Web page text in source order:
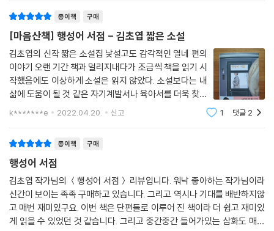
도 구체적인 정보로 흡수되지 못하고 풍경으로 나를 스쳐 지나가고 마는
경험……. _「행성어 서점」 중에서
우주 저 너머의 세계에서도 아날로그를 향한 그리움과 동경은 존재한다.
「포착하지 않는 풍경」의 사진작가 리키는 어느 날 여러 고객들로부터 사진
에 문제가 생겼다는 연락을 받는다. 공용 촬영 드론이나 기록 로봇으로 손
쉽게 직접 사진을 찍을 수 있는 세상에서 큰맘 먹고 비싼 값을 치루며 ‘고전
리키는 우주 곳곳을 돌아다니며 사람들의 특별한 순간을 기록하는 자신의
직업이 무척 마음에 들었지만, 동시에 누군가의 특별한 순간을 책임져야
한다는 부담감을 안고 있었다. 그건 누구나 드론으로 자신의 모습을 나노
초 단위로 기록할 수 있는 시대에는 다소 어울리지 않는 종류의 책임이었
는데, 고전적 촬영의 낭만은 바로 그런 위태로운 지면에서 발생하는 것이
종이책 구매
[마음산책] 행성어 서점 - 김초엽 짧은 소설
김초엽의 신작 짧은 소설집 낯설고도 감각적인 열네 편의
이야기 오랜 기간 책과 멀리지내다가 조금씩 책을 읽기 시
작했음에도 이상하게 소설은 읽지 않았다. 소설보다는 내
삶에 도움이 될 것 같은 자기계발서나 육아서를 더욱 찾았
다. 그러다 도서관 이벤트로 읽게 된 '우리가 빛의 속도로
k*******e 2022.04.20. 신고 1 댓글 2
종이책 구매
행성어 서점
김초엽 작가님의 ＜행성어 서점＞ 리뷰입니다. 워낙 좋아하는 작가님이라
신간이 보이는 족족 구매하고 있습니다. 그리고 역시나 기대를 배반하지않
고 매번 재미있구요. 이번 책은 단편들로 이루어 진 책이라 더 쉽고 재미있
게 읽을 수 있었던 것 같습니다. 그리고 중간중간 들어가있는 삽화도 매력